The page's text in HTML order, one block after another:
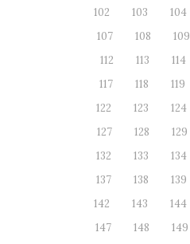
102
103 104
107
108 109
112
113 114
117
118 119
122
123 124
127
128 129
132
133 134
137
138 139
142
143 144
147
148 149